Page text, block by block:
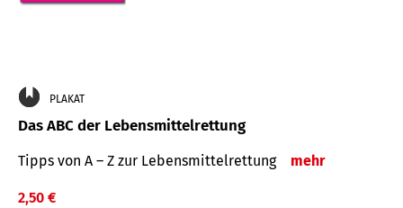
PLAKAT
Das ABC der Lebensmittelrettung
Tipps von A – Z zur Lebensmittelrettung mehr
2,50 €